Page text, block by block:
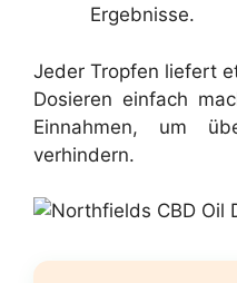
Ergebnisse.
Jeder Tropfen liefert
Dosieren einfach
Einnahmen, um
verhindern.